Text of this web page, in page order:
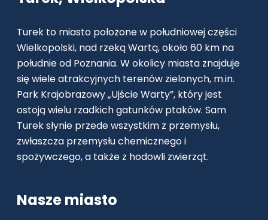
Turek to miasto położone w południowej części
Wielkopolski, nad rzeką Wartą, około 60 km na
południe od Poznania. W okolicy miasta znajduje
się wiele atrakcyjnych terenów zielonych, m.in.
Park Krajobrazowy „Ujście Warty”, który jest
ostoją wielu rzadkich gatunków ptaków. Sam
Turek słynie przede wszystkim z przemysłu,
zwłaszcza przemysłu chemicznego i
spożywczego, a także z hodowli zwierząt.
Nasze miasto